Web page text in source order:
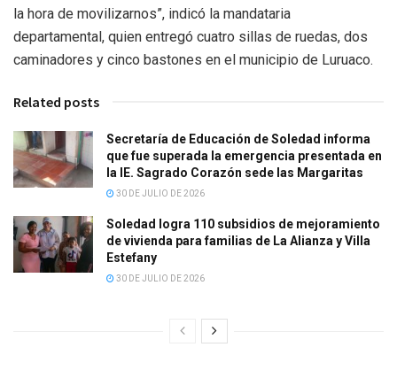
la hora de movilizarnos”, indicó la mandataria
departamental, quien entregó cuatro sillas de ruedas, dos
caminadores y cinco bastones en el municipio de Luruaco.
Related posts
Secretaría de Educación de Soledad informa
que fue superada la emergencia presentada en
la IE. Sagrado Corazón sede las Margaritas
30 DE JULIO DE 2026
Soledad logra 110 subsidios de mejoramiento
de vivienda para familias de La Alianza y Villa
Estefany
30 DE JULIO DE 2026